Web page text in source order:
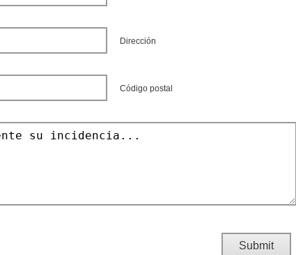
Dirección
Código postal